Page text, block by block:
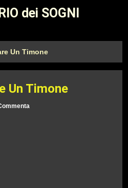
dei SOGNI
Un Timone
Un Timone